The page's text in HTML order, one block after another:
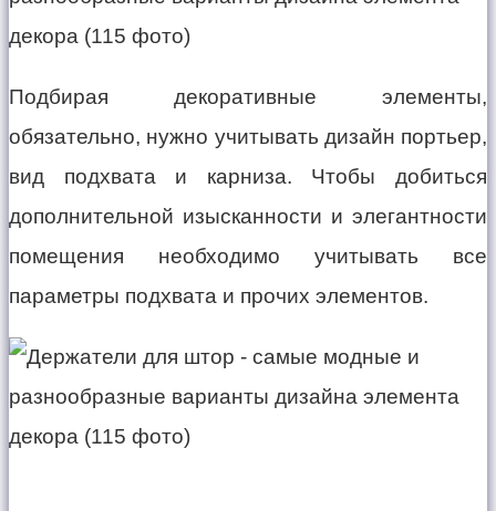
Подбирая декоративные элементы,
обязательно, нужно учитывать дизайн портьер,
вид подхвата и карниза. Чтобы добиться
дополнительной изысканности и элегантности
помещения необходимо учитывать все
параметры подхвата и прочих элементов.